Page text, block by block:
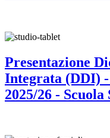
Presentazione
Integrata (DDI)
2025/26 -